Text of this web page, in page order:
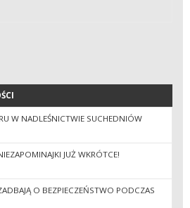
W NADLEŚNICTWIE SUCHEDNIÓW
JUŻ WKRÓTCE!
O BEZPIECZEŃSTWO PODCZAS